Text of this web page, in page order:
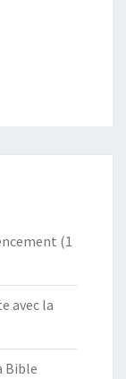
(1
avec la
Bible